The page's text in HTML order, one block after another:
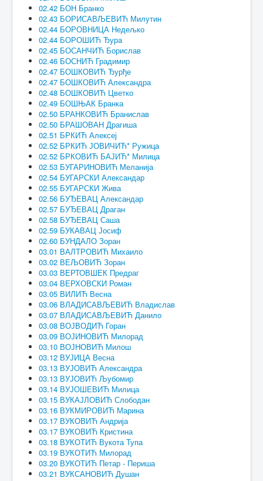
02.42 БОН Бранко
02.43 БОРИСАВЉЕВИЋ Милутин
02.44 БОРОВНИЦА Недељко
02.44 БОРОШИЋ Ђура
02.45 БОСАНЧИЋ Борислав
02.46 БОСНИЋ Градимир
02.47 БОШКОВИЋ Ђурђе
02.47 БОШКОВИЋ Александра
02.48 БОШКОВИЋ Цветко
02.49 БОШЊАК Бранка
02.50 БРАНКОВИЋ Бранислав
02.50 БРАШОВАН Драгиша
02.51 БРКИЋ Алексеј
02.52 БРКИЋ ЈОВИЧИЋ* Ружица
02.52 БРКОВИЋ БАЈИЋ* Милица
02.53 БУГАРИНОВИЋ Меланија
02.54 БУГАРСКИ Александар
02.55 БУГАРСКИ Жива
02.56 БУЂЕВАЦ Александар
02.57 БУЂЕВАЦ Драган
02.58 БУЂЕВАЦ Саша
02.59 БУКАВАЦ Јосиф
02.60 БУНДАЛО Зоран
03.01 ВАЛТРОВИЋ Михаило
03.02 ВЕЉОВИЋ Зоран
03.03 ВЕРТОВШЕК Предраг
03.04 ВЕРХОВСКИ Роман
03.05 ВИЛИЋ Весна
03.06 ВЛАДИСАВЉЕВИЋ Владислав
03.07 ВЛАДИСАВЉЕВИЋ Данило
03.08 ВОЈВОДИЋ Горан
03.09 ВОЈИНОВИЋ Милорад
03.10 ВОЈНОВИЋ Милош
03.12 ВУЈИЦА Весна
03.13 ВУЈОВИЋ Александра
03.13 ВУЈОВИЋ Љубомир
03.14 ВУЈОШЕВИЋ Милица
03.15 ВУКАЈЛОВИЋ Слободан
03.16 ВУКМИРОВИЋ Марина
03.17 ВУКОВИЋ Андрија
03.17 ВУКОВИЋ Кристина
03.18 ВУКОТИЋ Вукота Тупа
03.19 ВУКОТИЋ Милорад
03.20 ВУКОТИЋ Петар - Периша
03.21 ВУКСАНОВИЋ Душан